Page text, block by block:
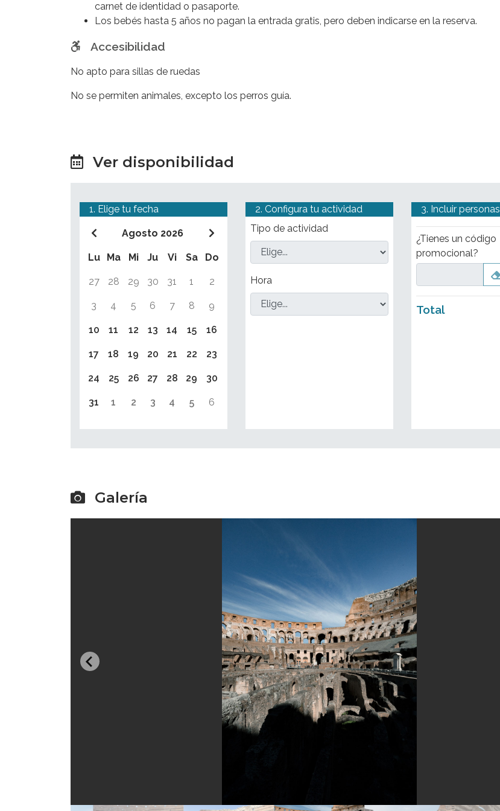
gloria de Romatal como era en su apogeo.
carnet de identidad o pasaporte.
Los bebés hasta 5 años no pagan la entrada gratis, pero deben indicarse en la reserva.
Accesibilidad
No apto para sillas de ruedas
No se permiten animales, excepto los perros guía.
Ver disponibilidad
1. Elige tu fecha
Agosto 2026
Lu Ma Mi Ju Vi Sa Do
27 28 29 30 31 1 2
3 4 5 6 7 8 9
10 11 12 13 14 15 16
17 18 19 20 21 22 23
24 25 26 27 28 29 30
31 1 2 3 4 5 6
2. Configura tu actividad
Tipo de actividad
Hora
3. Incluir personas
¿Tienes un código
promocional?
Total
Galería